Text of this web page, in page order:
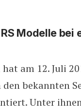
Modelle
am 12. Juli
bekannten
Unter